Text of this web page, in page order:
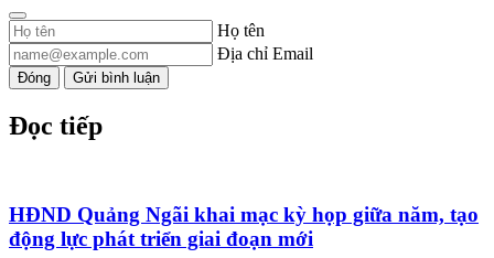
Họ tên
Địa chỉ Email
Đóng Gửi bình luận
Đọc tiếp
HĐND Quảng Ngãi khai mạc kỳ họp giữa năm, tạo
động lực phát triển giai đoạn mới